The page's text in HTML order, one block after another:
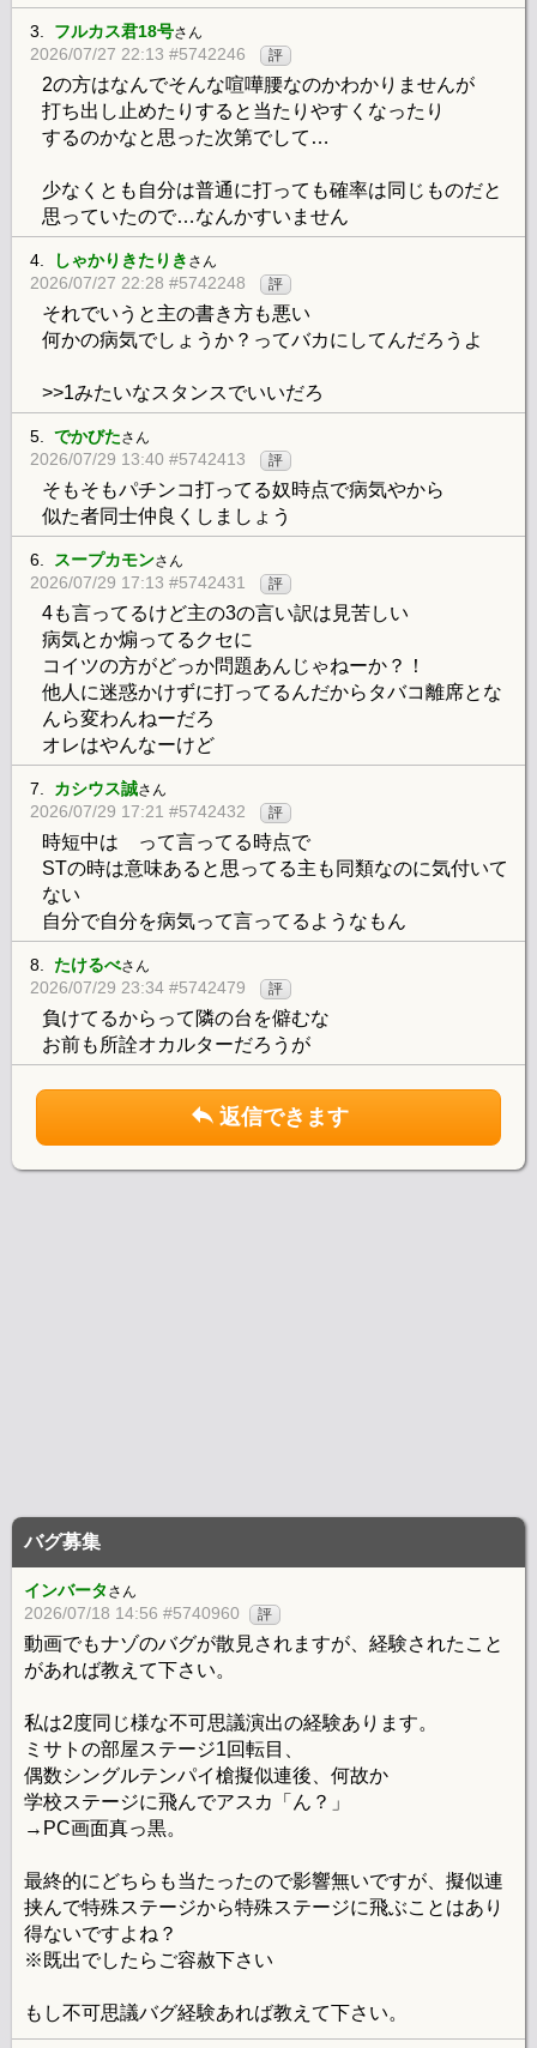
3. フルカス君18号さん
2026/07/27 22:13 #5742246 評
2の方はなんでそんな喧嘩腰なのかわかりませんが
打ち出し止めたりすると当たりやすくなったり
するのかなと思った次第でして…
少なくとも自分は普通に打っても確率は同じものだと
思っていたので…なんかすいません
4. しゃかりきたりき さん
2026/07/27 22:28 #5742248 評
それでいうと主の書き方も悪い
何かの病気でしょうか？ってバカにしてんだろうよ
>>1みたいなスタンスでいいだろ
5. でかびたさん
2026/07/29 13:40 #5742413 評
そもそもパチンコ打ってる奴時点で病気やから
似た者同士仲良くしましょう
6. スープカモンさん
2026/07/29 17:13 #5742431 評
4も言ってるけど主の3の言い訳は見苦しい
病気とか煽ってるクセに
コイツの方がどっか問題あんじゃねーか？！
他人に迷惑かけずに打ってるんだからタバコ離席とな
んら変わんねーだろ
オレはやんなーけど
7. カシウス誠さん
2026/07/29 17:21 #5742432 評
時短中は って言ってる時点で
STの時は意味あると思ってる主も同類なのに気付いて
ない
自分で自分を病気って言ってるようなもん
8. たけるべさん
2026/07/29 23:34 #5742479 評
負けてるからって隣の台を僻むな
お前も所詮オカルターだろうが
返信できます
バグ募集
インバータ さん
2026/07/18 14:56 #5740960 評
動画でもナゾのバグが散見されますが、経験されたこと
があれば教えて下さい。
私は2度同じ様な不可思議演出の経験あります。
ミサトの部屋ステージ1回転目、
偶数シングルテンパイ槍擬似連後、何故か
学校ステージに飛んでアスカ「ん？」
→PC画面真っ黒。
最終的にどちらも当たったので影響無いですが、擬似連
挟んで特殊ステージから特殊ステージに飛ぶことはあり
得ないですよね？
※既出でしたらご容赦下さい
もし不可思議バグ経験あれば教えて下さい。